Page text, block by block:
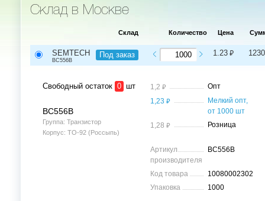
Склад в Москве
Склад Количество Цена
SEMTECH
BC556B
Под заказ 1.23 ⃏ 1230
Свободный остаток 0 шт
BC556B
Группа: Транзистор
Корпус: TO-92 (Россыпь)
1,2 ⃏
Опт
1,23 ⃏
Мелкий опт,
от 1000 шт
1,28 ⃏ Розница
Артикул
производителя
BC556B
Код товара
10080002302
Упаковка
1000